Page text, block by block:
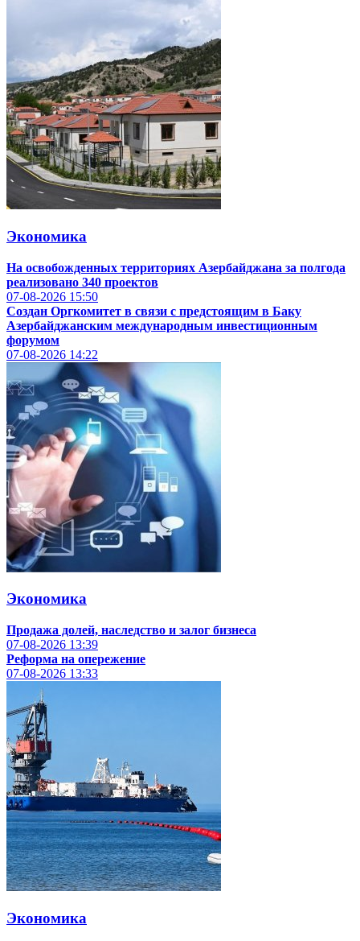
Экономика
На освобожденных территориях Азербайджана за полгода
реализовано 340 проектов
07-08-2026 15:50
Создан Оргкомитет в связи с предстоящим в Баку
Азербайджанским международным инвестиционным
форумом
07-08-2026 14:22
Экономика
Продажа долей, наследство и залог бизнеса
07-08-2026 13:39
Реформа на опережение
07-08-2026 13:33
Экономика